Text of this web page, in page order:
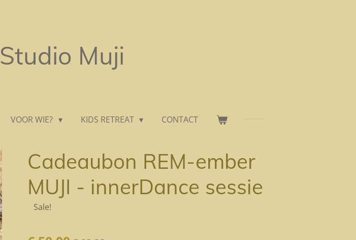
Studio Muji
VOOR WIE? KIDS RETREAT CONTACT
Cadeaubon REM-ember
MUJI - innerDance sessie
Sale!